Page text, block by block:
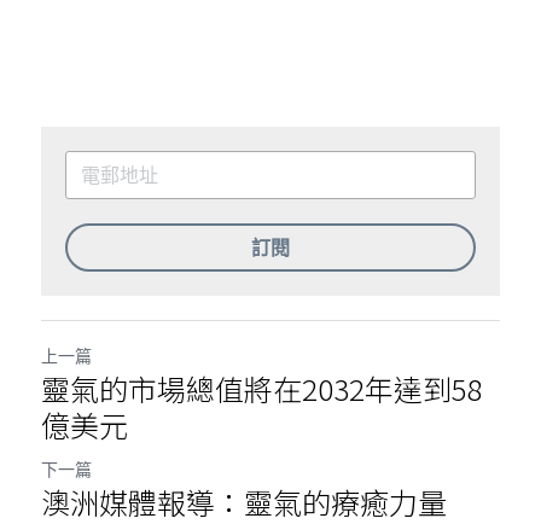
訂閱
上一篇
靈氣的市場總值將在2032年達到58
億美元
下一篇
澳洲媒體報導：靈氣的療癒力量